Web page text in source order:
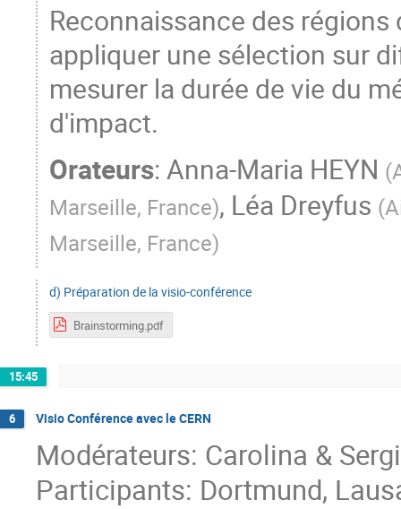
Reconnaissance des
appliquer une sélection sur
mesurer la durée de vie du
d'impact.
Orateurs:Anna-Maria HEYN (
Marseille, France), Léa Dreyfus (
Marseille, France)
d) Préparation de la visio-conférence
Brainstorming.pdf
15:45
6 Visio Conférence avec le CERN
Modérateurs: Carolina &
Participants: Dortmund,